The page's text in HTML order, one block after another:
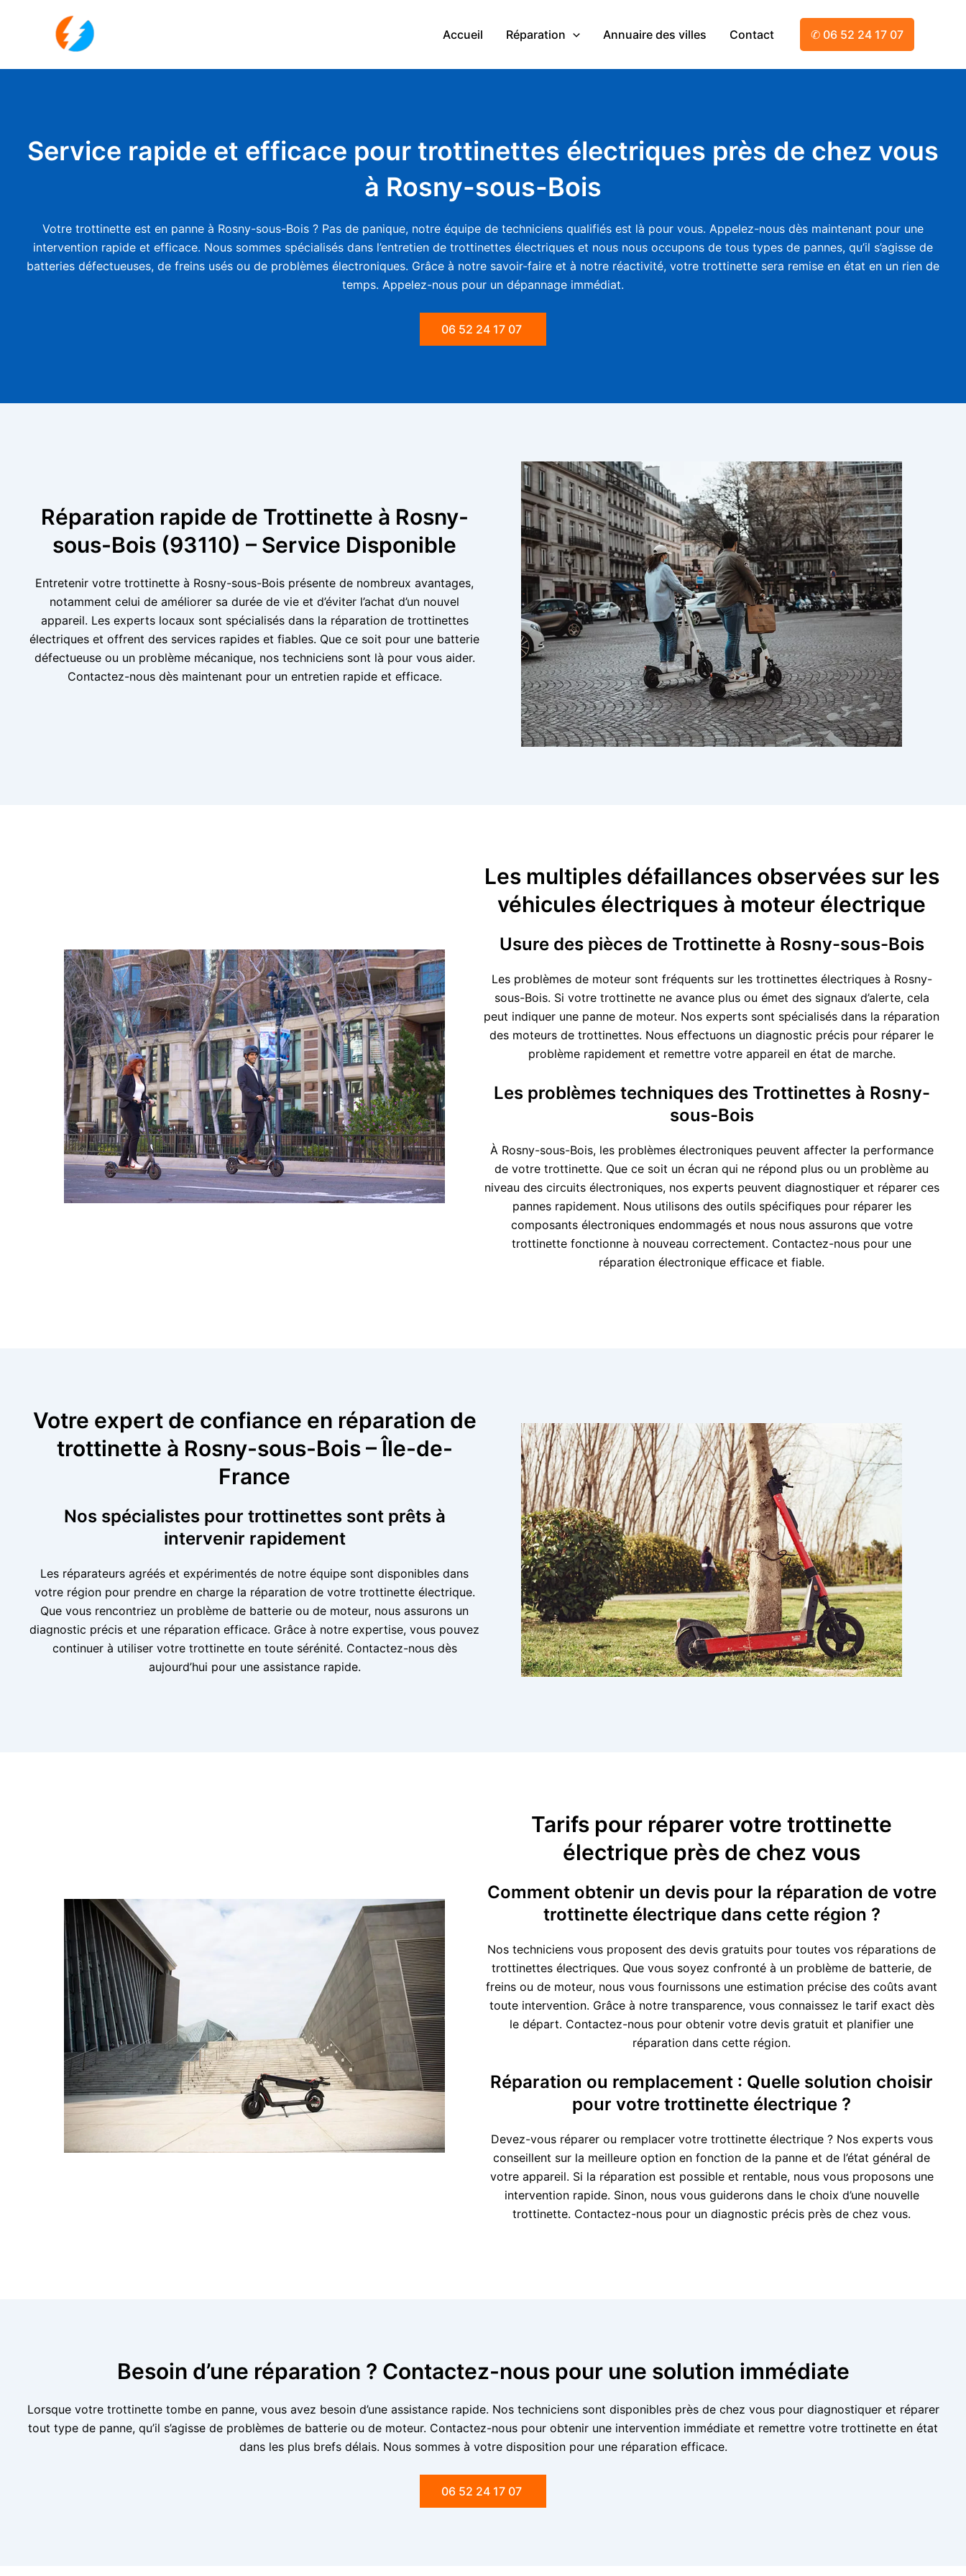
Accueil Réparation Annuaire des villes Contact ✆ 06 52 24 17 07
Service rapide et efficace pour trottinettes électriques près de chez vous
à Rosny-sous-Bois
Votre trottinette est en panne à Rosny-sous-Bois ? Pas de panique, notre équipe de techniciens qualifiés est là pour vous. Appelez-nous dès maintenant pour une
intervention rapide et efficace. Nous sommes spécialisés dans l’entretien de trottinettes électriques et nous nous occupons de tous types de pannes, qu’il s’agisse de
batteries défectueuses, de freins usés ou de problèmes électroniques. Grâce à notre savoir-faire et à notre réactivité, votre trottinette sera remise en état en un rien de
temps. Appelez-nous pour un dépannage immédiat.
06 52 24 17 07
Réparation rapide de Trottinette à Rosny-
sous-Bois (93110) – Service Disponible
Entretenir votre trottinette à Rosny-sous-Bois présente de nombreux avantages,
notamment celui de améliorer sa durée de vie et d’éviter l’achat d’un nouvel
appareil. Les experts locaux sont spécialisés dans la réparation de trottinettes
électriques et offrent des services rapides et fiables. Que ce soit pour une batterie
défectueuse ou un problème mécanique, nos techniciens sont là pour vous aider.
Contactez-nous dès maintenant pour un entretien rapide et efficace.
Les multiples défaillances observées sur les
véhicules électriques à moteur électrique
Usure des pièces de Trottinette à Rosny-sous-Bois
Les problèmes de moteur sont fréquents sur les trottinettes électriques à Rosny-
sous-Bois. Si votre trottinette ne avance plus ou émet des signaux d’alerte, cela
peut indiquer une panne de moteur. Nos experts sont spécialisés dans la réparation
des moteurs de trottinettes. Nous effectuons un diagnostic précis pour réparer le
problème rapidement et remettre votre appareil en état de marche.
Les problèmes techniques des Trottinettes à Rosny-
sous-Bois
À Rosny-sous-Bois, les problèmes électroniques peuvent affecter la performance
de votre trottinette. Que ce soit un écran qui ne répond plus ou un problème au
niveau des circuits électroniques, nos experts peuvent diagnostiquer et réparer ces
pannes rapidement. Nous utilisons des outils spécifiques pour réparer les
composants électroniques endommagés et nous nous assurons que votre
trottinette fonctionne à nouveau correctement. Contactez-nous pour une
réparation électronique efficace et fiable.
Votre expert de confiance en réparation de
trottinette à Rosny-sous-Bois – Île-de-
France
Nos spécialistes pour trottinettes sont prêts à
intervenir rapidement
Les réparateurs agréés et expérimentés de notre équipe sont disponibles dans
votre région pour prendre en charge la réparation de votre trottinette électrique.
Que vous rencontriez un problème de batterie ou de moteur, nous assurons un
diagnostic précis et une réparation efficace. Grâce à notre expertise, vous pouvez
continuer à utiliser votre trottinette en toute sérénité. Contactez-nous dès
aujourd’hui pour une assistance rapide.
Tarifs pour réparer votre trottinette
électrique près de chez vous
Comment obtenir un devis pour la réparation de votre
trottinette électrique dans cette région ?
Nos techniciens vous proposent des devis gratuits pour toutes vos réparations de
trottinettes électriques. Que vous soyez confronté à un problème de batterie, de
freins ou de moteur, nous vous fournissons une estimation précise des coûts avant
toute intervention. Grâce à notre transparence, vous connaissez le tarif exact dès
le départ. Contactez-nous pour obtenir votre devis gratuit et planifier une
réparation dans cette région.
Réparation ou remplacement : Quelle solution choisir
pour votre trottinette électrique ?
Devez-vous réparer ou remplacer votre trottinette électrique ? Nos experts vous
conseillent sur la meilleure option en fonction de la panne et de l’état général de
votre appareil. Si la réparation est possible et rentable, nous vous proposons une
intervention rapide. Sinon, nous vous guiderons dans le choix d’une nouvelle
trottinette. Contactez-nous pour un diagnostic précis près de chez vous.
Besoin d’une réparation ? Contactez-nous pour une solution immédiate
Lorsque votre trottinette tombe en panne, vous avez besoin d’une assistance rapide. Nos techniciens sont disponibles près de chez vous pour diagnostiquer et réparer
tout type de panne, qu’il s’agisse de problèmes de batterie ou de moteur. Contactez-nous pour obtenir une intervention immédiate et remettre votre trottinette en état
dans les plus brefs délais. Nous sommes à votre disposition pour une réparation efficace.
06 52 24 17 07